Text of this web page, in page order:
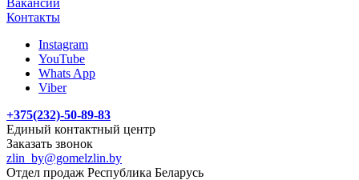
Контакты
Instagram
YouTube
Whats App
Viber
+375(232)-50-89-83
Единый контактный центр
Заказать звонок
zlin_by@gomelzlin.by
Отдел продаж Республика Беларусь